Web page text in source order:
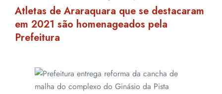
Atletas de Araraquara que se destacaram
em 2021 são homenageados pela
Prefeitura